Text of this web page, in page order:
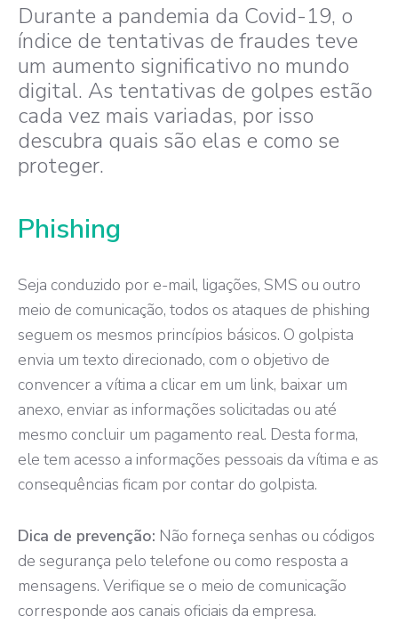
Durante a pandemia da Covid-19, o
índice de tentativas de fraudes teve
um aumento significativo no mundo
digital. As tentativas de golpes estão
cada vez mais variadas, por isso
descubra quais são elas e como se
proteger.
Phishing
Seja conduzido por e-mail, ligações, SMS ou outro
meio de comunicação, todos os ataques de phishing
seguem os mesmos princípios básicos. O golpista
envia um texto direcionado, com o objetivo de
convencer a vítima a clicar em um link, baixar um
anexo, enviar as informações solicitadas ou até
mesmo concluir um pagamento real. Desta forma,
ele tem acesso a informações pessoais da vítima e as
consequências ficam por contar do golpista.
Dica de prevenção: Não forneça senhas ou códigos
de segurança pelo telefone ou como resposta a
mensagens. Verifique se o meio de comunicação
corresponde aos canais oficiais da empresa.